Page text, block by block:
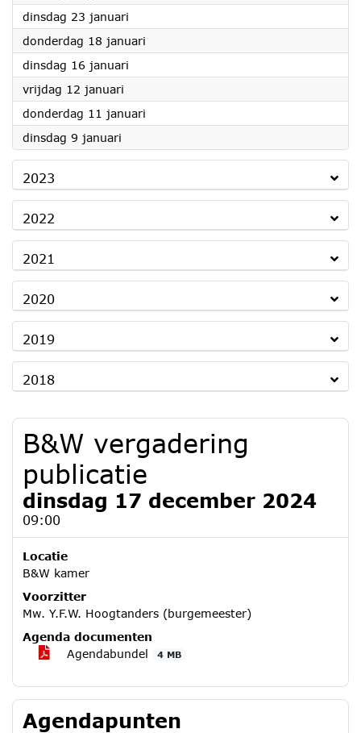
dinsdag 23 januari
donderdag 18 januari
dinsdag 16 januari
vrijdag 12 januari
donderdag 11 januari
dinsdag 9 januari
2023
2022
2021
2020
2019
2018
B&W vergadering
publicatie
dinsdag 17 december 2024
09:00
Locatie
B&W kamer
Voorzitter
Mw. Y.F.W. Hoogtanders (burgemeester)
Agenda documenten
Agendabundel
4 MB
Agendapunten